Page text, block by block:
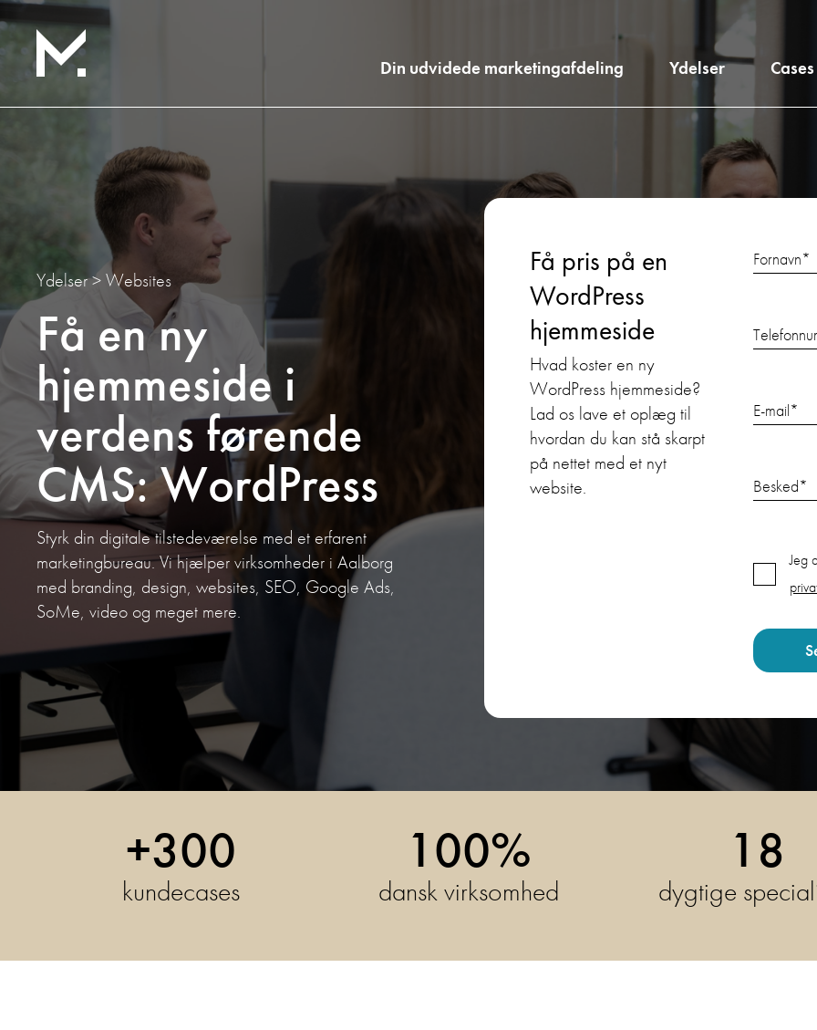
Din udvidede marketingafdeling Ydelser Cases
Ydelser> Websites
Få en ny
hjemmeside i
verdens førende
CMS: WordPress
Styrk din digitale tilstedeværelse med et erfarent
marketingbureau. Vi hjælper virksomheder i Aalborg
med branding, design, websites, SEO, Google Ads,
SoMe, video og meget mere.
Få pris på en
WordPress
hjemmeside
Hvad koster en ny
WordPress hjemmeside?
Lad os lave et oplæg til
hvordan du kan stå skarpt
på nettet med et nyt
website.
Fornavn*
E-mail*
Besked*
Jeg
+300
kundecases
100%
dansk virksomhed
18
dygtige